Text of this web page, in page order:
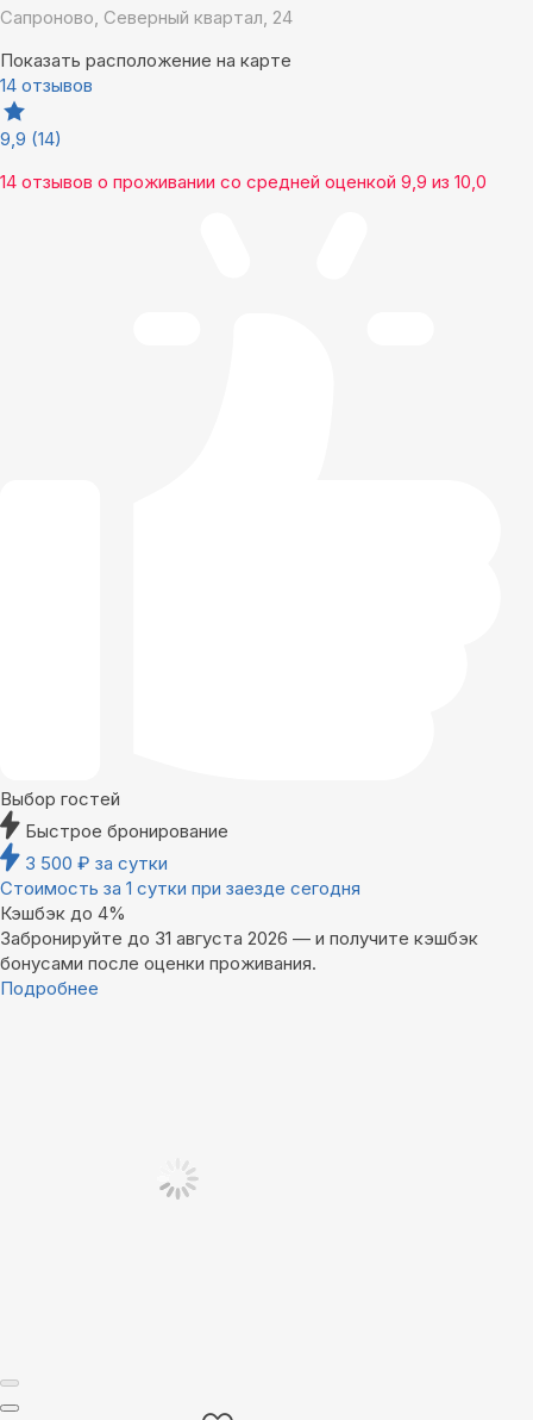
Сапроново, Северный квартал, 24
Показать расположение на карте
14 отзывов
9,9 (14)
14 отзывов о проживании со средней оценкой 9,9 из 10,0
Выбор гостей
Быстрое бронирование
3 500 ₽ за сутки
Стоимость за 1 сутки при заезде сегодня
Кэшбэк до 4%
Забронируйте до 31 августа 2026 — и получите кэшбэк
бонусами после оценки проживания.
Подробнее